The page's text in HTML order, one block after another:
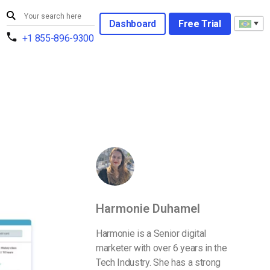
+1 855-896-9300
Dashboard Free Trial
Harmonie Duhamel
Harmonie is a Senior digital
marketer with over 6 years in the
Tech Industry. She has a strong